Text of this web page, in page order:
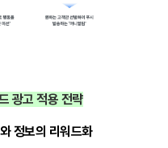
광고 적용 전략
정보의 리워드화